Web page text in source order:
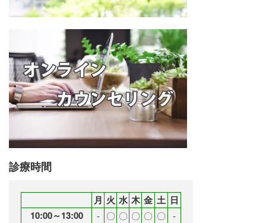
診療時間
月 火 水 木 金 土 日
10:00～13:00
‐ 〇 〇 〇 〇 〇 ‐